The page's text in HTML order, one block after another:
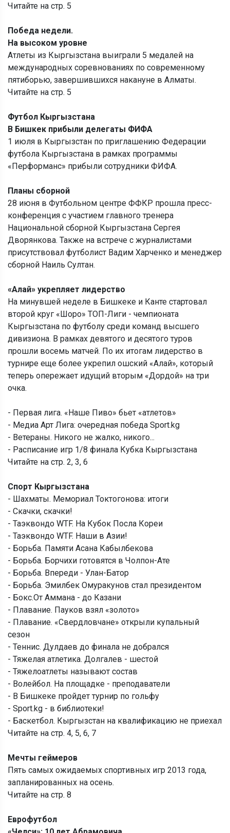
Читайте на стр. 5
Победа недели.
На высоком уровне
Атлеты из Кыргызстана выиграли 5 медалей на
международных соревнованиях по современному
пятиборью, завершившихся накануне в Алматы.
Читайте на стр. 5
Футбол Кыргызстана
В Бишкек прибыли делегаты ФИФА
1 июля в Кыргызстан по приглашению Федерации
футбола Кыргызстана в рамках программы
«Перформанс» прибыли сотрудники ФИФА.
Планы сборной
28 июня в Футбольном центре ФФКР прошла пресс-
конференция с участием главного тренера
Национальной сборной Кыргызстана Сергея
Дворянкова. Также на встрече с журналистами
присутствовал футболист Вадим Харченко и менеджер
сборной Наиль Султан.
«Алай» укрепляет лидерство
На минувшей неделе в Бишкеке и Канте стартовал
второй круг «Шоро» ТОП-Лиги - чемпионата
Кыргызстана по футболу среди команд высшего
дивизиона. В рамках девятого и десятого туров
прошли восемь матчей. По их итогам лидерство в
турнире еще более укрепил ошский «Алай», который
теперь опережает идущий вторым «Дордой» на три
очка.
- Первая лига. «Наше Пиво» бьет «атлетов»
- Медиа Арт Лига: очередная победа Sport.kg
- Ветераны. Никого не жалко, никого...
- Расписание игр 1/8 финала Кубка Кыргызстана
Читайте на стр. 2, 3, 6
Спорт Кыргызстана
- Шахматы. Мемориал Токтогонова: итоги
- Скачки, скачки!
- Таэквондо WTF. На Кубок Посла Кореи
- Таэквондо WTF. Наши в Азии!
- Борьба. Памяти Асана Кабылбекова
- Борьба. Борчихи готовятся в Чолпон-Ате
- Борьба. Впереди - Улан-Батор
- Борьба. Эмилбек Омуракунов стал президентом
- Бокс.От Аммана - до Казани
- Плавание. Пауков взял «золото»
- Плавание. «Свердловчане» открыли купальный
сезон
- Теннис. Дулдаев до финала не добрался
- Тяжелая атлетика. Долгалев - шестой
- Тяжелоатлеты называют состав
- Волейбол. На площадке - преподаватели
- В Бишкеке пройдет турнир по гольфу
- Sport.kg - в библиотеки!
- Баскетбол. Кыргызстан на квалификацию не приехал
Читайте на стр. 4, 5, 6, 7
Мечты геймеров
Пять самых ожидаемых спортивных игр 2013 года,
запланированных на осень.
Читайте на стр. 8
Еврофутбол